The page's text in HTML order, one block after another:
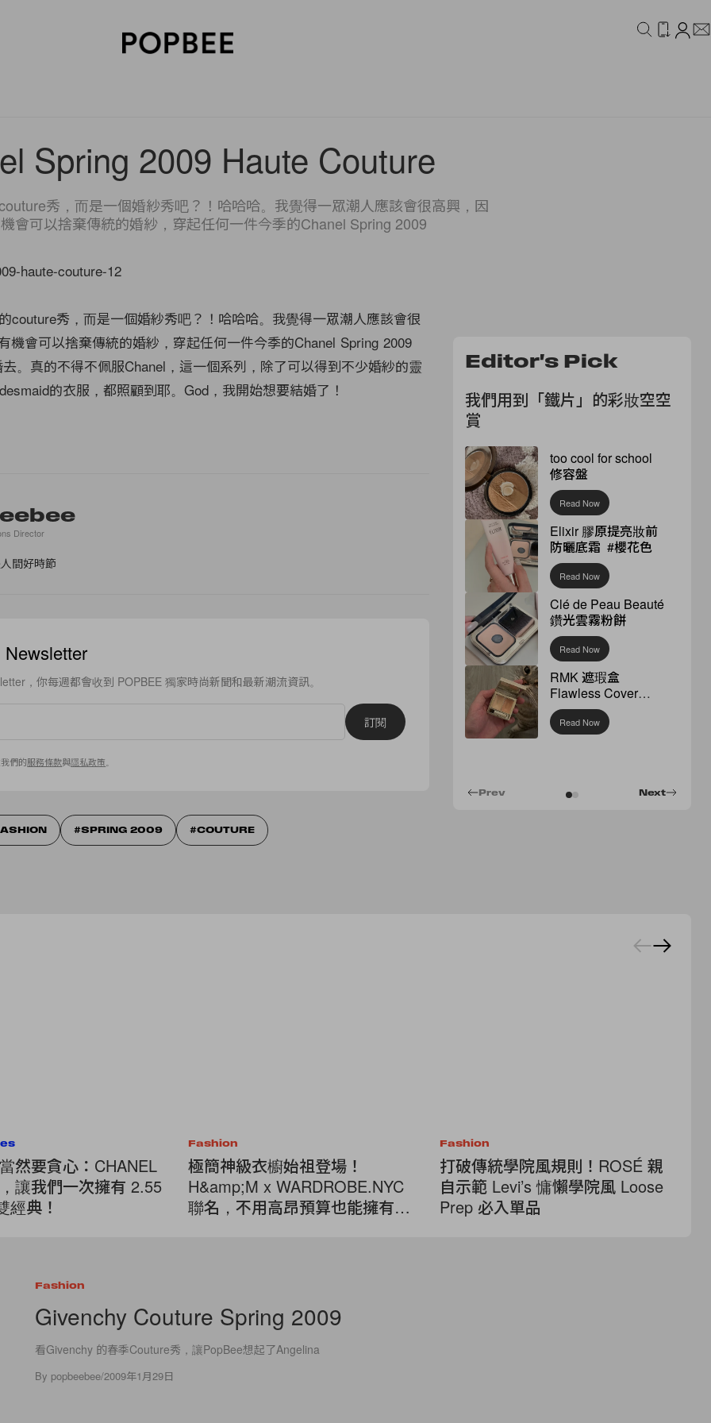
Spring 2009 Haute Couture
秀，而是一個婚紗秀吧？！哈哈哈。我覺得一眾潮人應該會很高興，因
會可以捨棄傳統的婚紗，穿起任何一件今季的Chanel Spring 2009
couture秀，而是一個婚紗秀吧？！哈哈哈。我覺得一眾潮人應該會很
機會可以捨棄傳統的婚紗，穿起任何一件今季的Chanel Spring 2009
。真的不得不佩服Chanel，這一個系列，除了可以得到不少婚紗的靈
的衣服，都照顧到耶。God，我開始想要結婚了！
Director
間好時節
，你每週都會收到 POPBEE 獨家時尚新聞和最新潮流資訊。
訂閱
們的服務條款與隱私政策
SPRING 2009 COUTURE
Editor's Pick
我們用到「鐵片」的彩妝空空
賞
too cool for school
修容盤
Read Now
Elixir 膠原提亮妝前
防曬底霜 #櫻花色
Read Now
Clé de Peau Beauté
鑽光雲霧粉餅
Read Now
RMK 遮瑕盒
Flawless Cover
Concealer
Read Now
Next
Prev
然要貪心：CHANEL
讓我們一次擁有 2.55
經典！
Fashion
極簡神級衣櫥始祖登場！
H&amp;M x WARDROBE.NYC
聯名，不用高昂預算也能擁有高
Fashion
打破傳統學院風規則！ROSÉ 親
自示範 Levi’s 慵懶學院風 Loose
Prep 必入單品
Fashion
Givenchy Couture Spring 2009
看Givenchy 的春季Couture秀，讓PopBee想起了Angelina
By popbeebee/2009年1月29日